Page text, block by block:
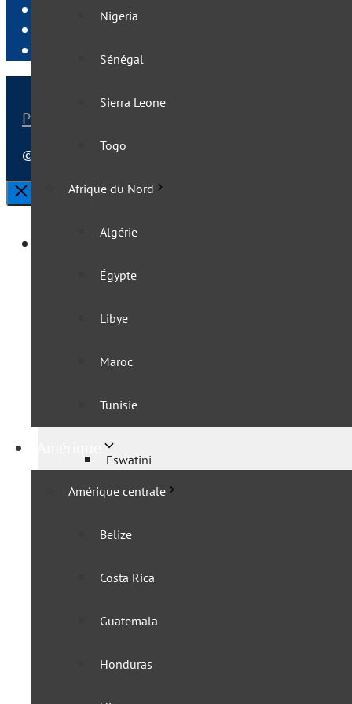
Nigeria
Sénégal
Sierra Leone
Togo
Afrique du Nord
Algérie
Égypte
Libye
Maroc
Tunisie
Amérique centrale
Belize
Costa Rica
Guatemala
Honduras
Newsletter
Publier sur VisasNews
Liens utiles pour voyager
Politique de confidentialité
© 2025 VisasNews - Le monde en direct | Tous
Fermer
Afrique australe
Afrique du Sud
Eswatini